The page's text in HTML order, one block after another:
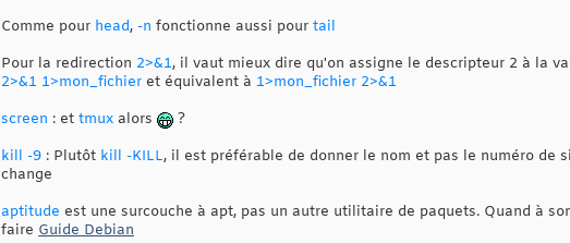
Comme pour head, -n fonctionne aussi pour tail
Pour la redirection 2>&1, il vaut mieux dire qu'on assigne le descripteur 2 à la
2>&1 1>mon_fichier et équivalent à 1>mon_fichier 2>&1
screen : et tmux alors
?
kill -9 : Plutôt kill -KILL, il est préférable de donner le nom et pas le numéro de
change
aptitude est une surcouche à apt, pas un autre utilitaire de paquets. Quand à
faire Guide Debian